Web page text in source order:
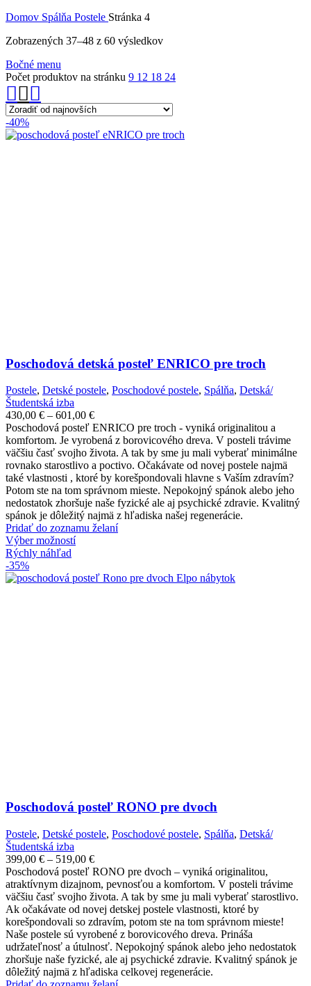
Domov Spálňa Postele Stránka 4
Zobrazených 37–48 z 60 výsledkovZoradené
Bočné menu
Počet produktov na stránku 9 12 18 24
-40%
Poschodová detská posteľ ENRICO pre troch
Postele, Detské postele, Poschodové postele, Spálňa, Detská/
Študentská izba
430,00 € – 601,00 €Price
range:
430,00 €
through
601,00 €
Poschodová posteľ ENRICO pre troch - vyniká originalitou a
komfortom. Je vyrobená z borovicového dreva. V posteli trávime
väčšiu časť svojho života. A tak by sme ju mali vyberať minimálne
rovnako starostlivo a poctivo. Očakávate od novej postele najmä
také vlastnosti , ktoré by korešpondovali hlavne s Vaším zdravím?
Potom ste na tom správnom mieste. Nepokojný spánok alebo jeho
nedostatok zhoršuje naše fyzické ale aj psychické zdravie. Kvalitný
spánok je dôležitý najmä z hľadiska našej regenerácie.
Pridať do zoznamu želaní
Výber možnostíTento
viacero
Rýchly náhľad
-35%
Poschodová posteľ RONO pre dvoch
Postele, Detské postele, Poschodové postele, Spálňa, Detská/
Študentská izba
399,00 € – 519,00 €Price
range:
399,00 €
through
519,00 €
Poschodová posteľ RONO pre dvoch – vyniká originalitou,
atraktívnym dizajnom, pevnosťou a komfortom. V posteli trávime
väčšiu časť svojho života. A tak by sme ju mali vyberať starostlivo.
Ak očakávate od novej detskej postele vlastnosti, ktoré by
korešpondovali so zdravím, potom ste na tom správnom mieste!
Naše postele sú vyrobené z borovicového dreva. Prináša
udržateľnosť a útulnosť. Nepokojný spánok alebo jeho nedostatok
zhoršuje naše fyzické, ale aj psychické zdravie. Kvalitný spánok je
dôležitý najmä z hľadiska celkovej regenerácie.